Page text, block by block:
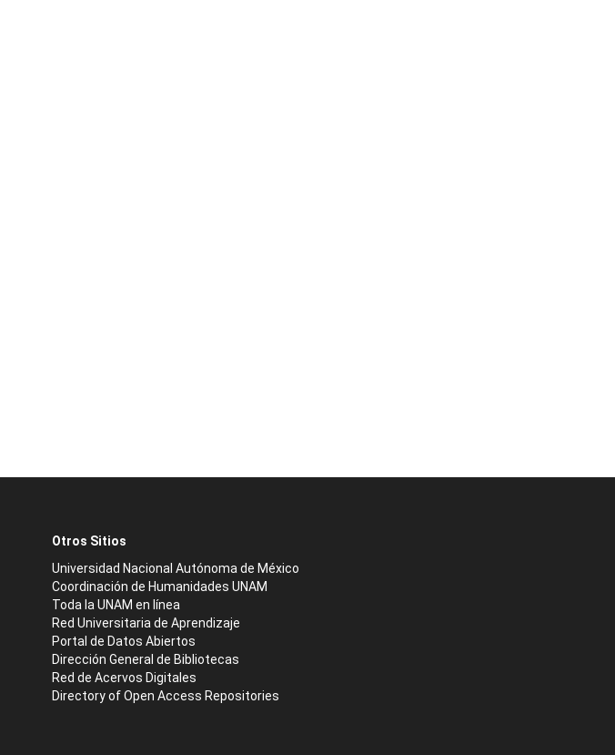
Otros Sitios
Universidad Nacional Autónoma de México
Coordinación de Humanidades UNAM
Toda la UNAM en línea
Red Universitaria de Aprendizaje
Portal de Datos Abiertos
Dirección General de Bibliotecas
Red de Acervos Digitales
Directory of Open Access Repositories